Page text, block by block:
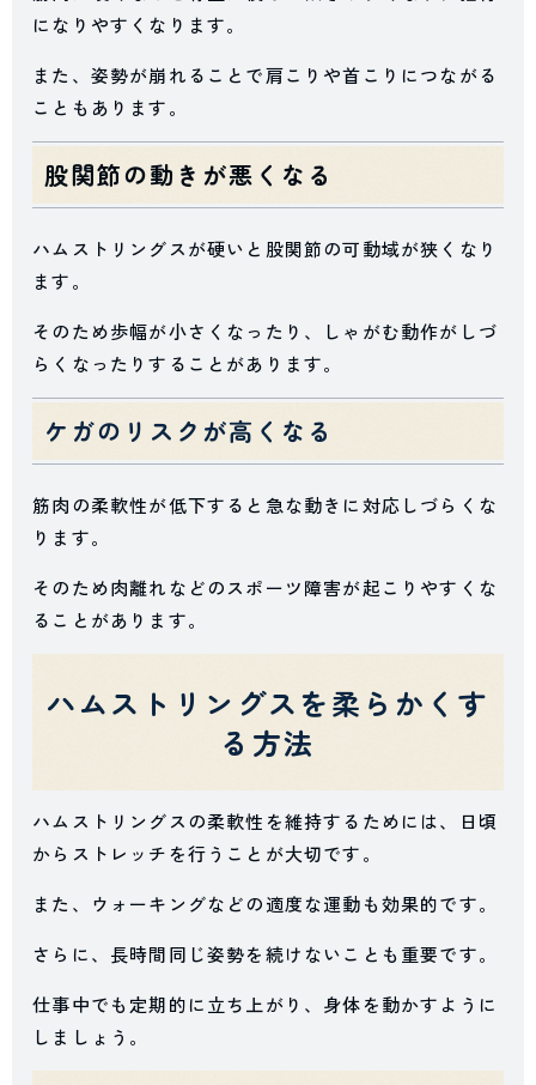
になりやすくなります。
また、姿勢が崩れることで肩こりや首こりにつながる
こともあります。
股関節の動きが悪くなる
ハムストリングスが硬いと股関節の可動域が狭くなり
ます。
そのため歩幅が小さくなったり、しゃがむ動作がしづ
らくなったりすることがあります。
ケガのリスクが高くなる
筋肉の柔軟性が低下すると急な動きに対応しづらくな
ります。
そのため肉離れなどのスポーツ障害が起こりやすくな
ることがあります。
ハムストリングスを柔らかくす
る方法
ハムストリングスの柔軟性を維持するためには、日頃
からストレッチを行うことが大切です。
また、ウォーキングなどの適度な運動も効果的です。
さらに、長時間同じ姿勢を続けないことも重要です。
仕事中でも定期的に立ち上がり、身体を動かすように
しましょう。